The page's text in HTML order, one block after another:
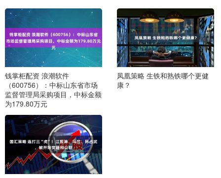
钱掌柜配资 浪潮软件
（600756）：中标山东省市场
监督管理局采购项目，中标金额
为179.80万元
凤凰策略 生铁和熟铁哪个更健
康？